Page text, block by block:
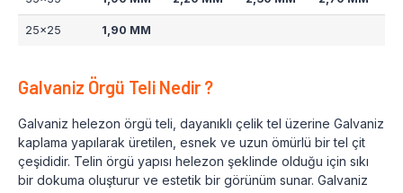
25x25 1,90 MM
Galvaniz Örgü Teli Nedir ?
Galvaniz helezon örgü teli, dayanıklı çelik tel üzerine Galvaniz
kaplama yapılarak üretilen, esnek ve uzun ömürlü bir tel çit
çeşididir. Telin örgü yapısı helezon şeklinde olduğu için sıkı
bir dokuma oluşturur ve estetik bir görünüm sunar. Galvaniz